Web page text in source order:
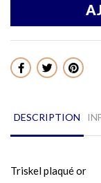
Partager
DESCRIPTION
Triskel plaqué or